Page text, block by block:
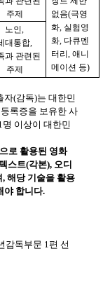
없음(극영
화, 실험영
화, 다큐멘
터리 애니
메이션 등)
주제
노인
대통합
과 관련된
주제
자(감독)는 대한민
록증을 보유한 사
명 이상이 대한민
로 활용된 영화
스트(각본), 오디
, 해당 기술을 활용
야 합니다.
감독부문 1 편 선